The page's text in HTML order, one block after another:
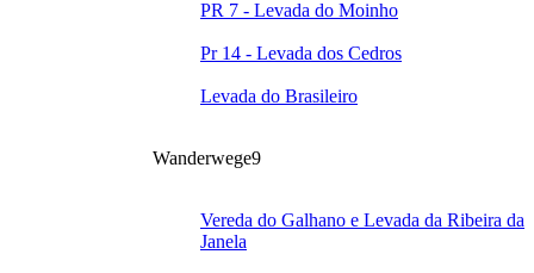
PR 7 - Levada do Moinho
Pr 14 - Levada dos Cedros
Levada do Brasileiro
Wanderwege9
Vereda do Galhano e Levada da Ribeira da
Janela